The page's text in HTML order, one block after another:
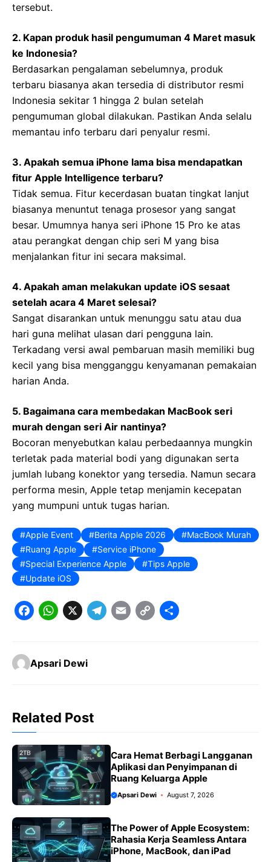
tersebut.
2. Kapan produk hasil pengumuman 4 Maret masuk
ke Indonesia?
Berdasarkan pengalaman sebelumnya, produk
terbaru biasanya akan tersedia di distributor resmi
Indonesia sekitar 1 hingga 2 bulan setelah
pengumuman global dilakukan. Pastikan Anda selalu
memantau info terbaru dari penyalur resmi.
3. Apakah semua iPhone lama bisa mendapatkan
fitur Apple Intelligence terbaru?
Tidak semua. Fitur kecerdasan buatan tingkat lanjut
biasanya menuntut tenaga prosesor yang sangat
besar. Umumnya hanya seri iPhone 15 Pro ke atas
atau perangkat dengan chip seri M yang bisa
menjalankan fitur ini secara maksimal.
4. Apakah aman melakukan update iOS sesaat
setelah acara 4 Maret selesai?
Sangat disarankan untuk menunggu satu atau dua
hari guna melihat ulasan dari pengguna lain.
Terkadang versi awal pembaruan masih memiliki bug
kecil yang bisa mengganggu kenyamanan pemakaian
harian Anda.
5. Bagaimana cara membedakan MacBook seri
murah dengan seri Air nantinya?
Bocoran menyebutkan kalau perbedaannya mungkin
terletak pada material bodi yang digunakan serta
jumlah lubang konektor yang tersedia. Namun secara
performa mesin, Apple tetap menjamin kecepatan
yang mumpuni untuk tugas harian.
Apple Event Berita Apple 2026
MacBook Murah
Ruang Apple
Service iPhone
Special Experience Apple
Tips Apple
Update iOS
F
c
e
o
o
k
W
t
A
p
p
X T
r
a
m
E C
k
S
Apsari Dewi
Related Post
Cara Hemat Berbagi Langganan
Aplikasi dan Penyimpanan di
Ruang Keluarga Apple
Apsari Dewi August 7, 2026
The Power of Apple Ecosystem:
Rahasia Kerja Seamless Antara
iPhone, MacBook, dan iPad